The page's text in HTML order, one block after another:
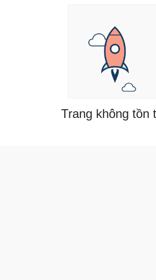
Trang không tồn